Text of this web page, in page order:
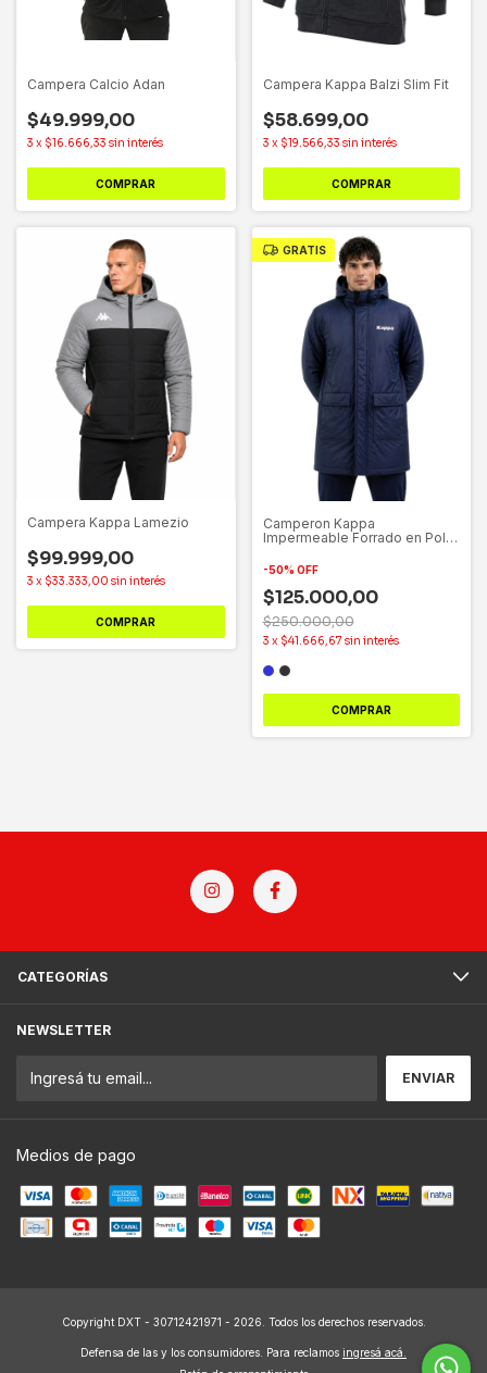
Campera Calcio Adan
$49.999,00
3 x $16.666,33 sin interés
COMPRAR
Campera Kappa Balzi Slim Fit
$58.699,00
3 x $19.566,33 sin interés
COMPRAR
Campera Kappa Lamezio
$99.999,00
3 x $33.333,00 sin interés
COMPRAR
GRATIS
Camperon Kappa
Impermeable Forrado en Polar
-50% OFF
$125.000,00
$250.000,00
3 x $41.666,67 sin interés
COMPRAR
CATEGORÍAS
NEWSLETTER
Medios de pago
Copyright DXT - 30712421971 - 2026. Todos los derechos reservados.
Defensa de las y los consumidores. Para reclamos ingresá acá.